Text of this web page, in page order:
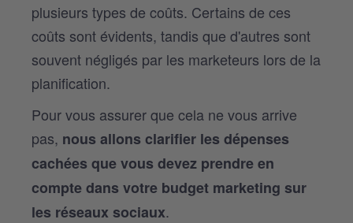
plusieurs types de coûts. Certains de ces
coûts sont évidents, tandis que d'autres sont
souvent négligés par les marketeurs lors de la
planification.
Pour vous assurer que cela ne vous arrive
pas, nous allons clarifier les dépenses
cachées que vous devez prendre en
compte dans votre budget marketing sur
les réseaux sociaux.